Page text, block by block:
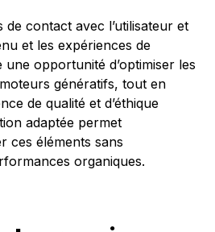
de contact avec l’utilisateur et
et les expériences de
opportunité d’optimiser les
génératifs, tout en
de qualité et d’éthique
adaptée permet
ces éléments sans
organiques.